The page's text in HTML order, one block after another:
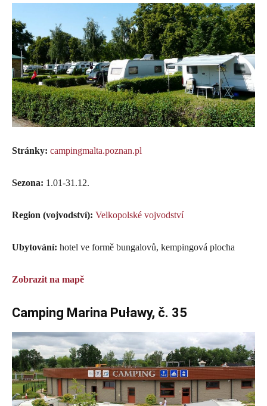
Stránky: campingmalta.poznan.pl
Sezona: 1.01-31.12.
Region (vojvodství): Velkopolské vojvodství
Ubytování: hotel ve formě bungalovů, kempingová plocha
Zobrazit na mapě
Camping Marina Puławy, č. 35